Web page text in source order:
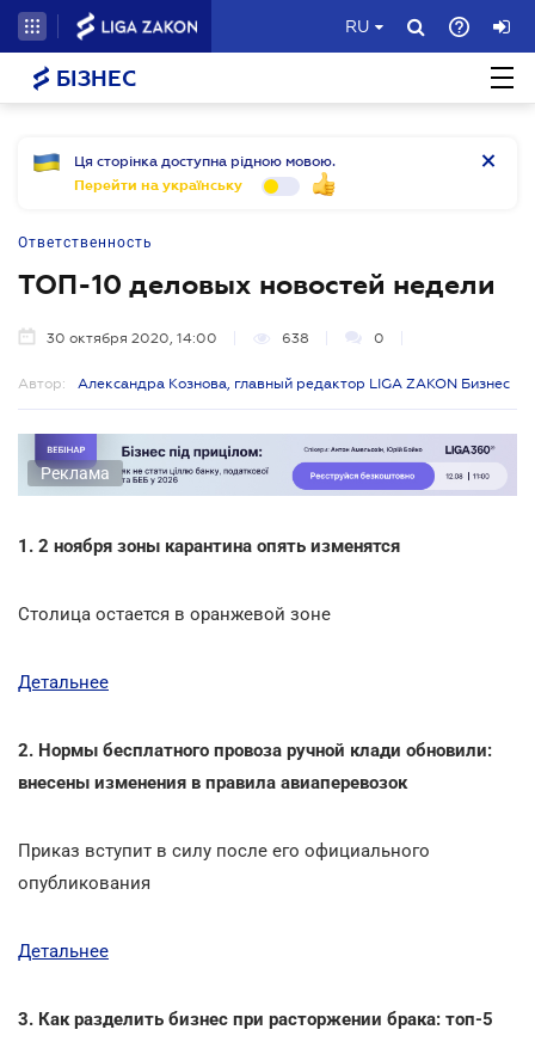
RU
БІЗНЕС
Ця сторінка доступна рідною мовою.
Перейти на українську
Ответственность
ТОП-10 деловых новостей недели
30 октября 2020, 14:00 638 0
Автор: Александра Кознова, главный редактор LIGA ZAKON Бизнес
Реклама
1. 2 ноября зоны карантина опять изменятся
Столица остается в оранжевой зоне
Детальнее
2. Нормы бесплатного провоза ручной клади обновили:
внесены изменения в правила авиаперевозок
Приказ вступит в силу после его официального
опубликования
Детальнее
3. Как разделить бизнес при расторжении брака: топ-5